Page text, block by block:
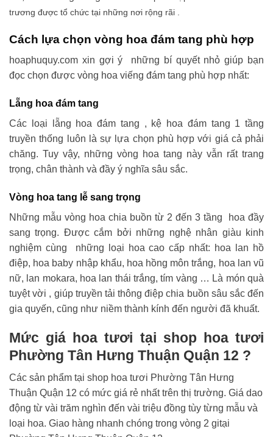
trương được tổ chức tại những nơi rộng rãi .
Cách lựa chọn vòng hoa đám tang phù hợp
hoaphuquy.com xin gợi ý những bí quyết nhỏ giúp bạn
đọc chọn được vòng hoa viếng đám tang phù hợp nhất:
Lẵng hoa đám tang
Các loại lẵng hoa đám tang , kệ hoa đám tang 1 tầng
truyền thống luôn là sự lựa chọn phù hợp với giá cả phải
chăng. Tuy vậy, những vòng hoa tang này vẫn rất trang
trọng, chân thành và đầy ý nghĩa sâu sắc.
Vòng hoa tang lễ sang trọng
Những mẫu vòng hoa chia buồn từ 2 đến 3 tầng hoa đầy
sang trọng. Được cắm bởi những nghệ nhân giàu kinh
nghiệm cùng những loại hoa cao cấp nhất: hoa lan hồ
điệp, hoa baby nhập khẩu, hoa hồng môn trắng, hoa lan vũ
nữ, lan mokara, hoa lan thái trắng, tím vàng … Là món quà
tuyệt vời , giúp truyền tải thông điệp chia buồn sâu sắc đến
gia quyến, cũng như niềm thành kính đến người đã khuất.
Mức giá hoa tươi tại shop hoa tươi
Phường Tân Hưng Thuận Quận 12 ?
Các sản phẩm tại shop hoa tươi Phường Tân Hưng
Thuận Quận 12 có mức giá rẻ nhất trên thị trường. Giá dao
động từ vài trăm nghìn đến vài triệu đồng tùy từng mẫu và
loại hoa. Giao hàng nhanh chóng trong vòng 2 gitại